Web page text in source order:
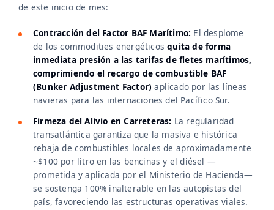
de este inicio de mes:
Contracción del Factor BAF Marítimo: El desplome
de los commodities energéticosquita de forma
inmediata presión a las tarifas de fletes marítimos,
comprimiendo el recargo de combustible BAF
(Bunker Adjustment Factor) aplicado por las líneas
navieras para las internaciones del Pacífico Sur.
Firmeza del Alivio en Carreteras: La regularidad
transatlántica garantiza que la masiva e histórica
rebaja de combustibles locales de aproximadamente
~$100 por litro en las bencinas y el diésel —
prometida y aplicada por el Ministerio de Hacienda—
se sostenga 100% inalterable en las autopistas del
país, favoreciendo las estructuras operativas viales.